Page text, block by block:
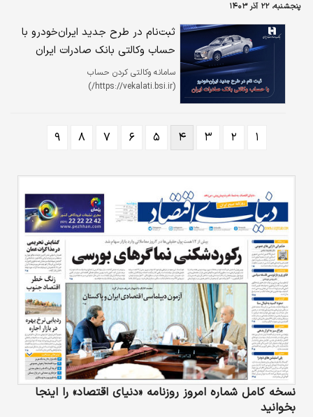
سطح گسترده‌تری از تقاضا را پوشش دهد.
پنجشنبه، ۲۲ آذر ۱۴۰۳
ثبت‌نام در طرح جدید ایران‌خودرو با
حساب وکالتی بانک صادرات ایران
سامانه وکالتی کردن حساب
(https://vekalati.bsi.ir/)
۱ ۲ ۳ ۴ ۵ ۶ ۷ ۸ ۹
نسخه کامل شماره امروز روزنامه «دنیای‌ اقتصاد» را اینجا
بخوانید